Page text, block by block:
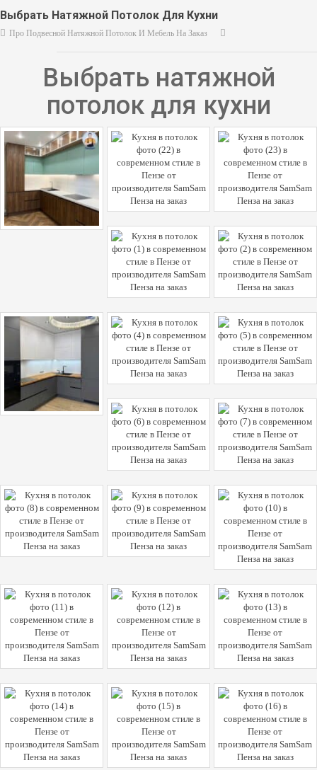
Выбрать Натяжной Потолок Для Кухни
Про Подвесной Натяжной Потолок И Мебель На Заказ
Выбрать натяжной
потолок для кухни